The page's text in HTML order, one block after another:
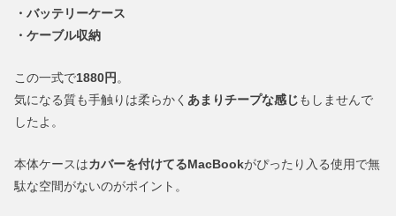
・バッテリーケース
・ケーブル収納
この一式で1880円 。
気になる質も手触りは柔らかく あまりチープな感じもしませんで
したよ。
本体ケースはカバーを付けてるMacBookがぴったり入る使用で無
駄な空間がないのがポイント。